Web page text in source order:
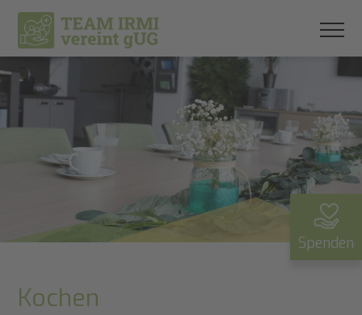
Spenden
Kochen